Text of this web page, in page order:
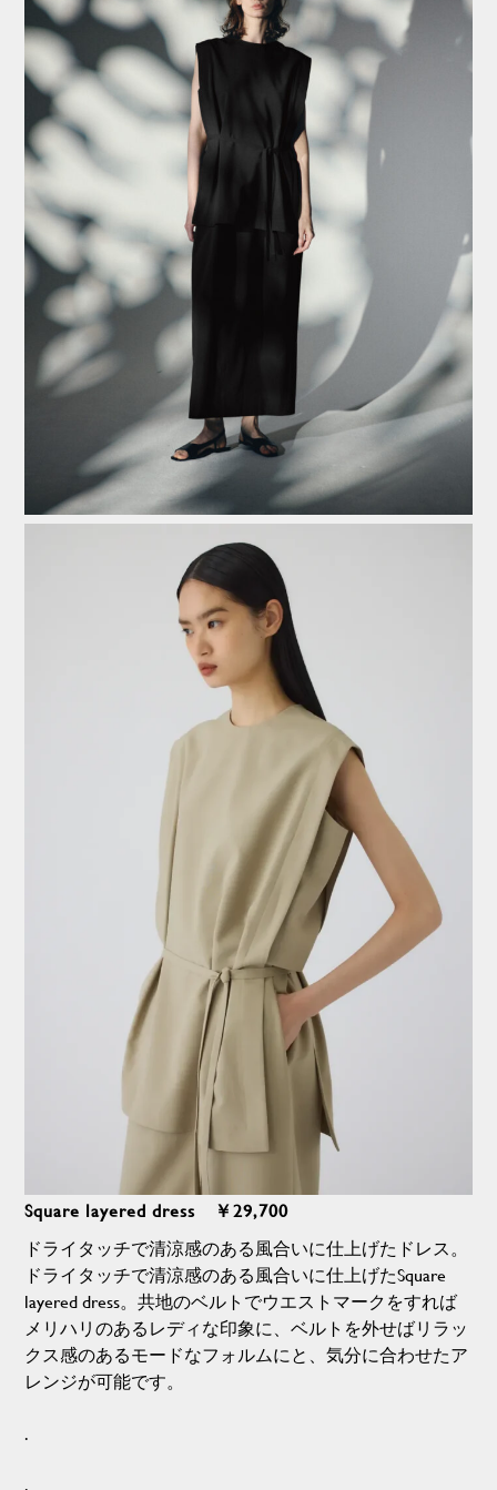
Square layered dress ￥29,700
ドライタッチで清涼感のある風合いに仕上げたドレス。
ドライタッチで清涼感のある風合いに仕上げたSquare
layered dress。共地のベルトでウエストマークをすれば
メリハリのあるレディな印象に、ベルトを外せばリラッ
クス感のあるモードなフォルムにと、気分に合わせたア
レンジが可能です。
.
.